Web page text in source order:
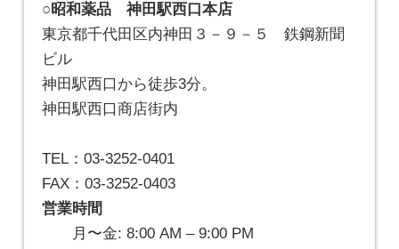
○昭和薬品 神田駅西口本店
東京都千代田区内神田３－９－５ 鉄鋼新聞
ビル
神田駅西口から徒歩3分。
神田駅西口商店街内
TEL：03-3252-0401
FAX：03-3252-0403
営業時間
月〜金: 8:00 AM – 9:00 PM